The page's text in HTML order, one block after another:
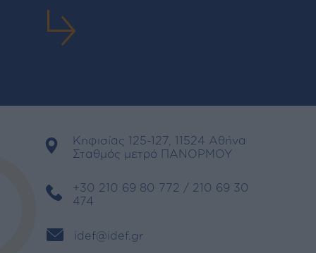
Κηφισίας 125-127, 11524 Αθήνα
Σταθμός μετρό ΠΑΝΟΡΜΟΥ
+30 210 69 80 772 / 210 69 30
474
idef@idef.gr